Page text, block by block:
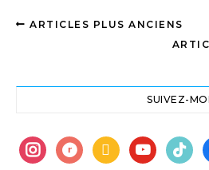
ARTICLES PLUS ANCIENS
SUIVEZ-MOI
instagram
ravelrybook youtubetiktok